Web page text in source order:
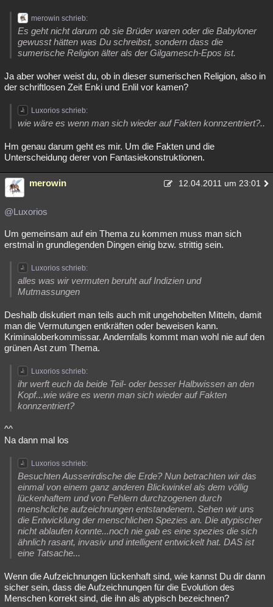
merowin schrieb:
Es geht nicht darum ob sie Brüder waren oder die Babyloner
gewusst hätten was Du schreibst, sondern dass die
sumerische Religion älter als der Gilgamesch-Epos ist.
Ja aber woher weist du, ob in dieser sumerischen Religion, also in
der schriftlosen Zeit Enki und Enlil vor kamen?
Luxorios schrieb:
wie wäre es wenn man sich wieder auf Fakten konnzentriert?..
Hm genau darum geht es mir. Um die Fakten und die
Unterscheidung derer von Fantasiekonstruktionen.
merowin 12.04.2011 um 23:01
@Luxorios
Um gemeinsam auf ein Thema zu kommen muss man sich
erstmal in grundlegenden Dingen einig bzw. strittig sein.
Luxorios schrieb:
alles was wir vermuten beruht auf Indizien und
Mutmassungen
Deshalb diskutiert man teils auch mit ungehobelten Mitteln, damit
man die Vermutungen entkräften oder beweisen kann.
Kriminaloberkommissar. Andernfalls kommt man wohl nie auf den
grünen Ast zum Thema.
Luxorios schrieb:
ihr werft euch da beide Teil- oder besser Halbwissen an den
Kopf...wie wäre es wenn man sich wieder auf Fakten
konnzentriert?
^^
Na dann mal los
Luxorios schrieb:
Besuchten Ausserirdische die Erde? Nun betrachten wir das
einmal von einem ganz anderen Blickwinkel als dem völlig
lückenhaftem und von Fehlern durchzogenen durch
menshcliche aufzeichnungen entstandenem. Sehen wir uns
die Entwicklung der menschlichen Spezies an. Die atypischer
nicht ablaufen konnte...noch nie gab es eine spezies die sich
ähnlich rasant, invasiv und intelligent entwickelt hat. DAS ist
eine Tatsache...
Wenn die Aufzeichnungen lückenhaft sind, wie kannst Du dir dann
sicher sein, dass die Aufzeichnungen für die Evolution des
Menschen korrekt sind, die ihn als atypisch bezeichnen?